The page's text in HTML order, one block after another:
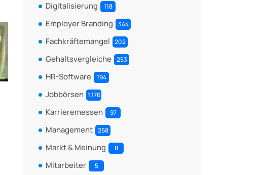
Digitalisierung 118
Employer Branding 344
Fachkräftemangel 202
Gehaltsvergleiche 253
HR-Software 194
Jobbörsen 1.176
Karrieremessen 97
Management 268
Markt & Meinung 8
Mitarbeiter 5